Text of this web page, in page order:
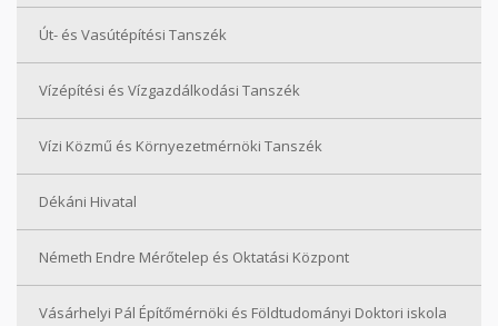
Út- és Vasútépítési Tanszék
Vízépítési és Vízgazdálkodási Tanszék
Vízi Közmű és Környezetmérnöki Tanszék
Dékáni Hivatal
Németh Endre Mérőtelep és Oktatási Központ
Vásárhelyi Pál Építőmérnöki és Földtudományi Doktori iskola